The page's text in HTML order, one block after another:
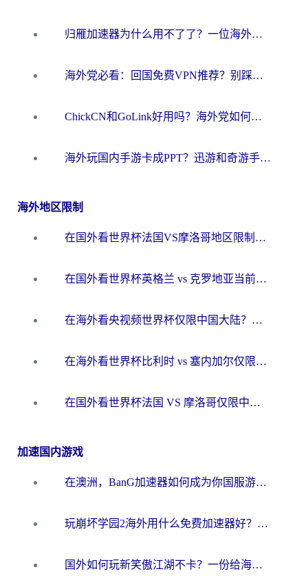
归雁加速器为什么用不了了？一位海外游子的真实困惑与技术解答
海外党必看：回国免费VPN推荐？别踩坑！教你选对加速器无缝刷国内资源
ChickCN和GoLink好用吗？海外党如何选对回国加速器
海外玩国内手游卡成PPT？迅游和奇游手游哪个好？一篇讲透回国加速器怎么选
海外地区限制
在国外看世界杯法国VS摩洛哥地区限制？这篇指南让你流畅看中文解说无压力
在国外看世界杯英格兰 vs 克罗地亚当前地区不可播放？这篇指南帮你搞定所有海外观赛难题
在海外看央视频世界杯仅限中国大陆？这篇指南帮你解锁中文解说+无卡顿直播
在海外看世界杯比利时 vs 塞内加尔仅限中国大陆？我找到了最流畅的中文解说之路
在国外看世界杯法国 VS 摩洛哥仅限中国大陆？海外党这样看中文解说赛事不卡顿
加速国内游戏
在澳洲，BanG加速器如何成为你国服游戏的“时光机”？
玩崩坏学园2海外用什么免费加速器好？2026海外党亲测国服游戏加速指南
国外如何玩新笑傲江湖不卡？一份给海外游子的终极网络指南